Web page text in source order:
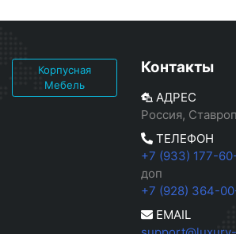
Корпусная
Мебель
Контакты
АДРЕС
Россия,
ТЕЛЕФОН
+7 (933) 177-
доп
+7 (928) 364-
EMAIL